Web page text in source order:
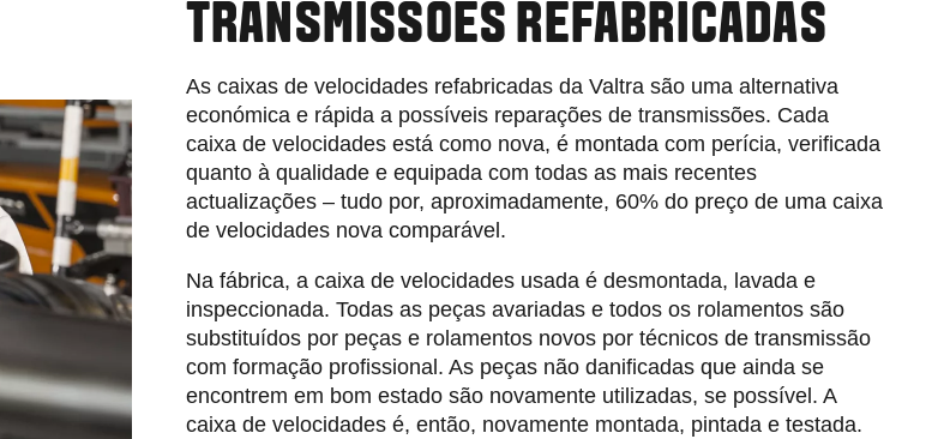
TRANSMISSÕES REFABRICADAS
As caixas de velocidades refabricadas da Valtra são uma alternativa
económica e rápida a possíveis reparações de transmissões. Cada
caixa de velocidades está como nova, é montada com perícia, verificada
quanto à qualidade e equipada com todas as mais recentes
actualizações – tudo por, aproximadamente, 60% do preço de uma caixa
de velocidades nova comparável.
Na fábrica, a caixa de velocidades usada é desmontada, lavada e
inspeccionada. Todas as peças avariadas e todos os rolamentos são
substituídos por peças e rolamentos novos por técnicos de transmissão
com formação profissional. As peças não danificadas que ainda se
encontrem em bom estado são novamente utilizadas, se possível. A
caixa de velocidades é, então, novamente montada, pintada e testada.